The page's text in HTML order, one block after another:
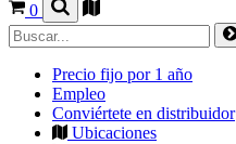
0
Precio fijo por 1 año
Empleo
Conviértete en distribuidor
Ubicaciones